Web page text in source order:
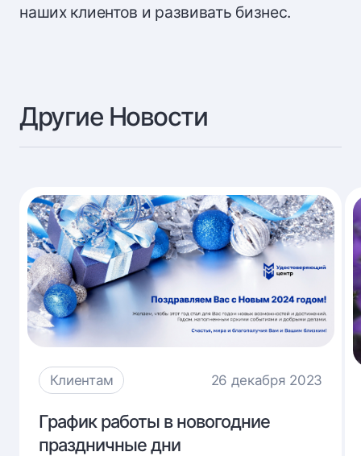
наших клиентов и развивать бизнес.
Другие Новости
Клиентам 26 декабря 2023
График
работы
График работы в новогодние
праздничные дни